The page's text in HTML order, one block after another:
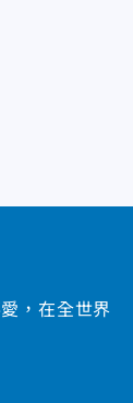
，在全世界